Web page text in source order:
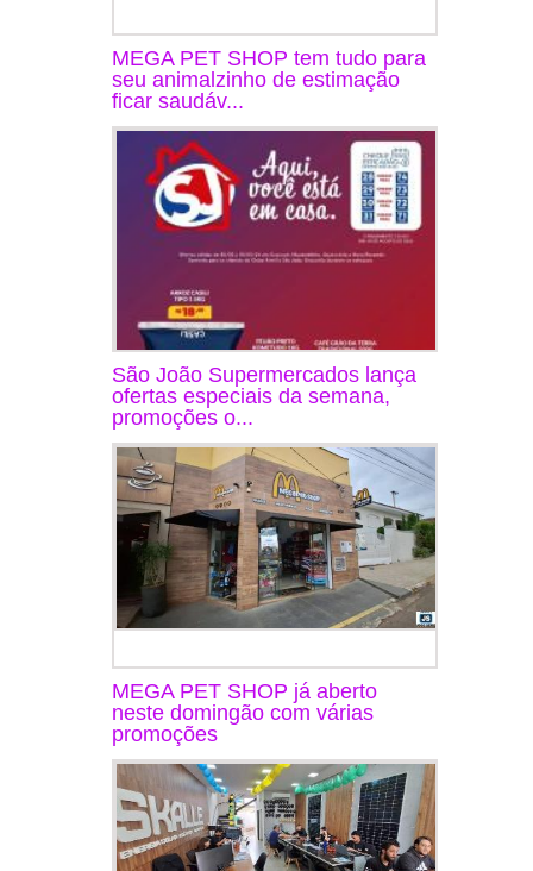
MEGA PET SHOP tem tudo para
seu animalzinho de estimação
ficar saudáv...
São João Supermercados lança
ofertas especiais da semana,
promoções o...
MEGA PET SHOP já aberto
neste domingão com várias
promoções